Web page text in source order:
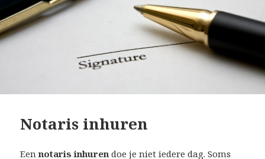
Notaris inhuren
Eennotaris inhuren doe je niet iedere dag. Soms